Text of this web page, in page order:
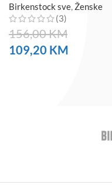
Birkenstock sve Ženske
(3)
156,00KM
109,20 KM